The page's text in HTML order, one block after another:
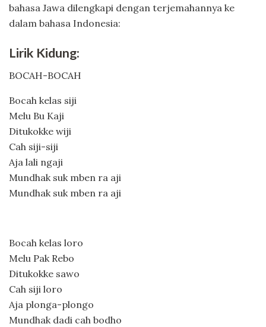
bahasa Jawa dilengkapi dengan terjemahannya ke
dalam bahasa Indonesia:
Lirik Kidung:
BOCAH-BOCAH
Bocah kelas siji
Melu Bu Kaji
Ditukokke wiji
Cah siji-siji
Aja lali ngaji
Mundhak suk mben ra aji
Mundhak suk mben ra aji
Bocah kelas loro
Melu Pak Rebo
Ditukokke sawo
Cah siji loro
Aja plonga-plongo
Mundhak dadi cah bodho